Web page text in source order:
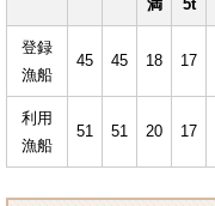
満
5t
登録
漁船
45 45 18 17
利用
漁船
51 51 20 17